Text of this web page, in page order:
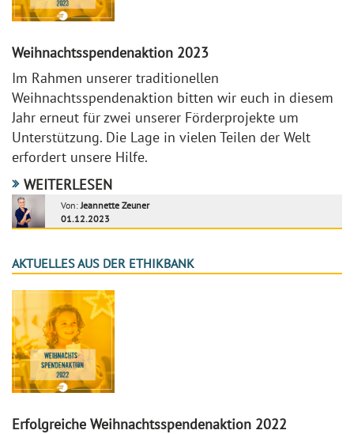
Weihnachtsspendenaktion 2023
Im Rahmen unserer traditionellen
Weihnachtsspendenaktion bitten wir euch in diesem
Jahr erneut für zwei unserer Förderprojekte um
Unterstützung. Die Lage in vielen Teilen der Welt
erfordert unsere Hilfe.
WEITERLESEN
Von:Jeannette Zeuner
01.12.2023
AKTUELLES AUS DER ETHIKBANK
Erfolgreiche Weihnachtsspendenaktion 2022